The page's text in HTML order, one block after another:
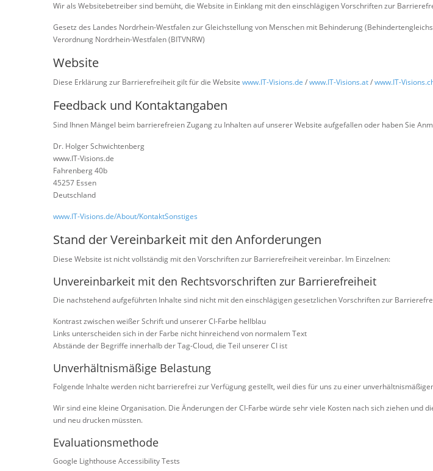
Wir als Websitebetreiber sind bemüht, die Website in Einklang mit den einschlägigen Vorschriften zur
Gesetz des Landes Nordrhein-Westfalen zur Gleichstellung von Menschen mit Behinderung
Verordnung Nordrhein-Westfalen (BITVNRW)
Website
Diese Erklärung zur Barrierefreiheit gilt für die Website www.IT-Visions.de /www.IT-Visions.at/www.IT-
Feedback und Kontaktangaben
Sind Ihnen Mängel beim barrierefreien Zugang zu Inhalten auf unserer Website aufgefallen oder haben Sie
Dr. Holger Schwichtenberg
www.IT-Visions.de
Fahrenberg 40b
45257 Essen
Deutschland
www.IT-Visions.de/About/KontaktSonstiges
Stand der Vereinbarkeit mit den Anforderungen
Diese Website ist nicht vollständig mit den Vorschriften zur Barrierefreiheit vereinbar. Im Einzelnen:
Unvereinbarkeit mit den Rechtsvorschriften zur Barrierefreiheit
Die nachstehend aufgeführten Inhalte sind nicht mit den einschlägigen gesetzlichen Vorschriften zur
Kontrast zwischen weißer Schrift und unserer CI-Farbe hellblau
Links unterscheiden sich in der Farbe nicht hinreichend von normalem Text
Abstände der Begriffe innerhalb der Tag-Cloud, die Teil unserer CI ist
Unverhältnismäßige Belastung
Folgende Inhalte werden nicht barrierefrei zur Verfügung gestellt, weil dies für uns zu einer
Wir sind eine kleine Organisation. Die Änderungen der CI-Farbe würde sehr viele Kosten nach sich ziehen
und neu drucken müssten.
Evaluationsmethode
Google Lighthouse Accessibility Tests